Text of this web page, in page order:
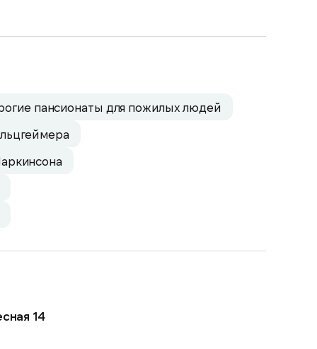
пансионаты для пожилых людей
14